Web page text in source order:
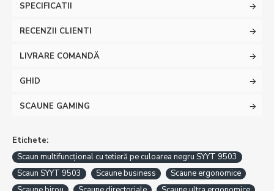
SPECIFICATII
RECENZII CLIENTI
LIVRARE COMANDĂ
GHID
SCAUNE GAMING
Etichete:
Scaun multifuncțional cu tetieră pe culoarea negru SYYT 9503
Scaun SYYT 9503
Scaune business
Scaune ergonomice